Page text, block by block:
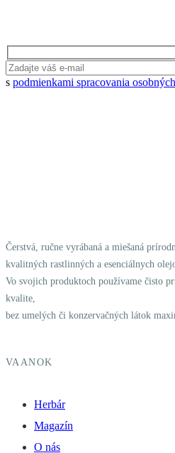
s podmienkami spracovania
Čerstvá, ručne vyrábaná a miešaná
kvalitných rastlinných a esenciálnych
Vo svojich produktoch používame čisto
kvalite,
bez umelých či konzervačných látok
VAANOK
Herbár
Magazín
O nás